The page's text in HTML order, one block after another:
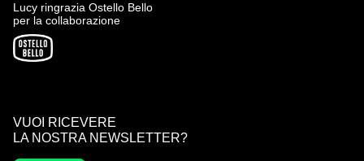
Lucy ringrazia Ostello Bello
per la collaborazione
VUOI RICEVERE
LA NOSTRA NEWSLETTER?